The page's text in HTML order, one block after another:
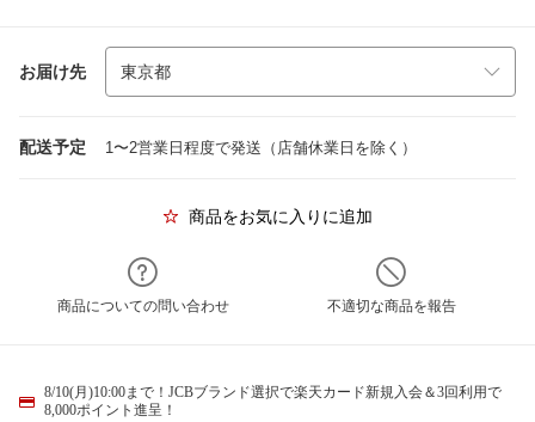
お届け先
配送予定 1〜2営業日程度で発送（店舗休業日を除く）
商品をお気に入りに追加
商品についての問い合わせ 不適切な商品を報告
8/10(月)10:00まで！JCBブランド選択で楽天カード新規入会＆3回利用で
8,000ポイント進呈！